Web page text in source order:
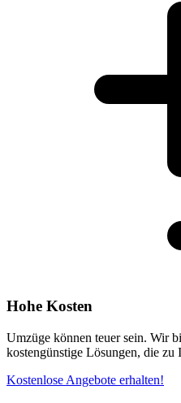
Hohe Kosten
Umzüge können teuer sein. Wir
kostengünstige Lösungen, die zu
Kostenlose Angebote erhalten!